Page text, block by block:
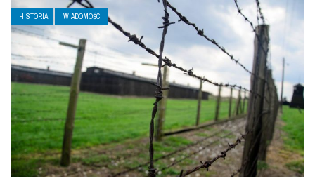
HISTORIA WIADOMOŚCI